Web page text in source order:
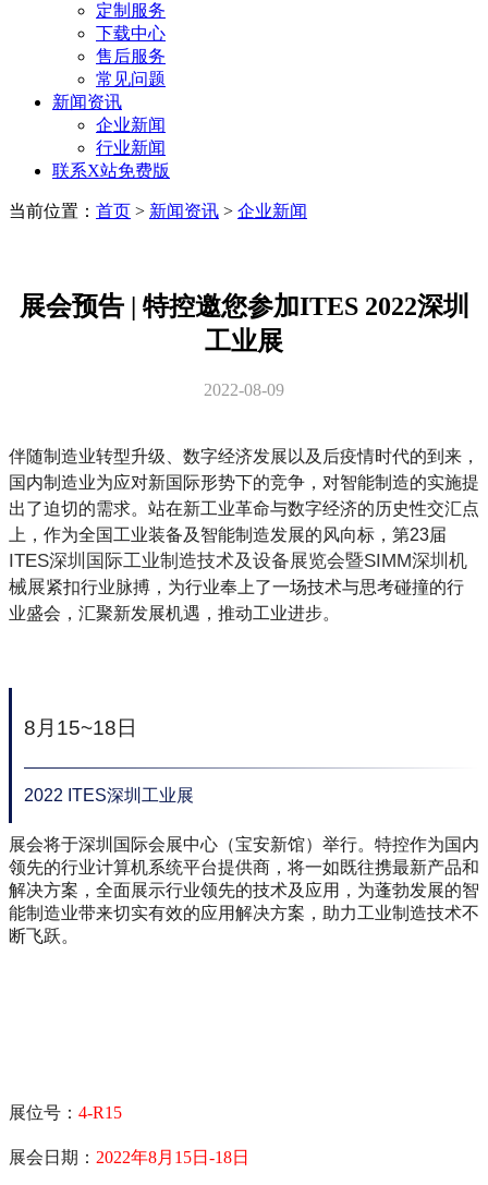
定制服务
下载中心
售后服务
常见问题
新闻资讯
企业新闻
行业新闻
联系X站免费版
当前位置： 首页 > 新闻资讯 > 企业新闻
展会预告 | 特控邀您参加ITES 2022深圳
工业展
2022-08-09
伴随制造业转型升级、数字经济发展以及后疫情时代的到来，
国内制造业为应对新国际形势下的竞争，对智能制造的实施提
出了迫切的需求。站在新工业革命与数字经济的历史性交汇点
上，作为全国工业装备及智能制造发展的风向标，第23届
ITES深圳国际工业制造技术及设备展览会暨SIMM深圳机
械展紧扣行业脉搏，为行业奉上了一场技术与思考碰撞的行
业盛会，汇聚新发展机遇，推动工业进步。
8月15~18日
2022 ITES深圳工业展
展会将于深圳国际会展中心（宝安新馆）举行。特控作为国内
领先的行业计算机系统平台提供商，将一如既往携最新产品和
解决方案，全面展示行业领先的技术及应用，为蓬勃发展的智
能制造业带来切实有效的应用解决方案，助力工业制造技术不
断飞跃。
展位号： 4-R15
展会日期： 2022年8月15日-18日